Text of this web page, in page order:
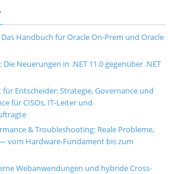
Das Handbuch für Oracle On-Prem und Oracle
Die Neuerungen in .NET 11.0 gegenüber .NET
Entscheider: Strategie, Governance und
für CISOs, IT-Leiter und
& Troubleshooting: Reale Probleme,
vom Hardware-Fundament bis zum
Webanwendungen und hybride Cross-